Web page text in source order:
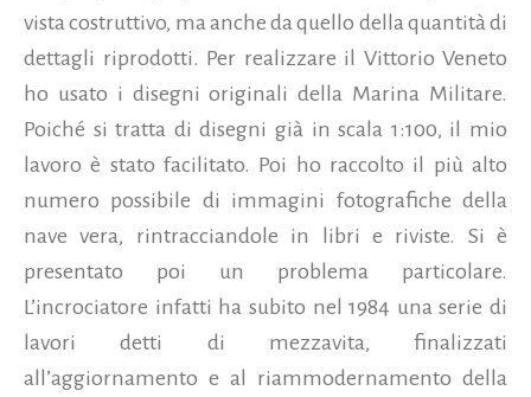
vista costruttivo, ma anche da quello della quantità di
dettagli riprodotti. Per realizzare il Vittorio Veneto
ho usato i disegni originali della Marina Militare.
Poiché si tratta di disegni già in scala 1:100, il mio
lavoro è stato facilitato. Poi ho raccolto il più alto
numero possibile di immagini fotografiche della
nave vera, rintracciandole in libri e riviste. Si è
presentato poi un problema particolare.
L’incrociatore infatti ha subito nel 1984 una serie di
lavori detti di mezzavita, finalizzati
all’aggiornamento e al riammodernamento della